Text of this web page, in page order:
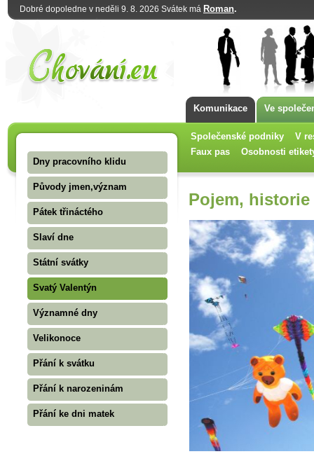
Dobré dopoledne v neděli 9. 8. 2026 Svátek má Roman.
Komunikace Ve
Společenské podniky
V
Faux pas
Osobnosti
Dny pracovního klidu
Původy jmen,význam
Pátek třináctého
Slaví dne
Státní svátky
Svatý Valentýn
Významné dny
Velikonoce
Přání k svátku
Přání k narozeninám
Přání ke dni matek
Pojem, historie